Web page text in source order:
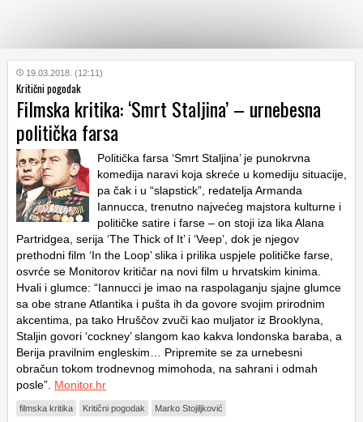
KATEGORIJE
HRVATSKI
WEB
19.03.2018. (12:11)
Kritični pogodak
Filmska kritika: ‘Smrt Staljina’ – urnebesna
politička farsa
Politička farsa ‘Smrt Staljina’ je punokrvna
komedija naravi koja skreće u komediju situacije,
pa čak i u “slapstick”, redatelja Armanda
Iannucca, trenutno najvećeg majstora kulturne i
političke satire i farse – on stoji iza lika Alana
Partridgea, serija ‘The Thick of It’ i ‘Veep’, dok je njegov
prethodni film ‘In the Loop’ slika i prilika uspjele političke farse,
osvrće se Monitorov kritičar na novi film u hrvatskim kinima.
Hvali i glumce: “Iannucci je imao na raspolaganju sjajne glumce
sa obe strane Atlantika i pušta ih da govore svojim prirodnim
akcentima, pa tako Hruščov zvuči kao muljator iz Brooklyna,
Staljin govori ‘cockney’ slangom kao kakva londonska baraba, a
Berija pravilnim engleskim… Pripremite se za urnebesni
obračun tokom trodnevnog mimohoda, na sahrani i odmah
posle”. Monitor.hr
filmska kritika Kritični pogodak Marko Stojiljković